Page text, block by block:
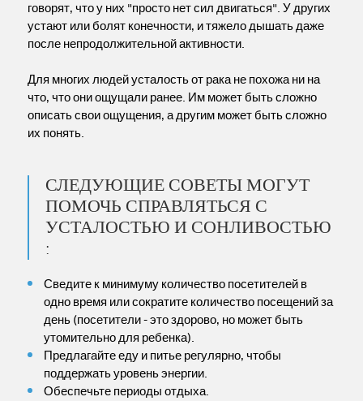
говорят, что у них "просто нет сил двигаться". У других
устают или болят конечности, и тяжело дышать даже
после непродолжительной активности.
Для многих людей усталость от рака не похожа ни на
что, что они ощущали ранее. Им может быть сложно
описать свои ощущения, а другим может быть сложно
их понять.
СЛЕДУЮЩИЕ СОВЕТЫ МОГУТ
ПОМОЧЬ СПРАВЛЯТЬСЯ С
УСТАЛОСТЬЮ И СОНЛИВОСТЬЮ
:
Сведите к минимуму количество посетителей в
одно время или сократите количество посещений за
день (посетители - это здорово, но может быть
утомительно для ребенка).
Предлагайте еду и питье регулярно, чтобы
поддержать уровень энергии.
Обеспечьте периоды отдыха.